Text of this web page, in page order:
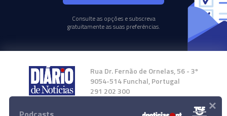
Consulte as opções e subscreva
gratuitamente as suas preferências.
Rua Dr. Fernão de Ornelas, 56 - 3º
9054-514 Funchal, Portugal
291 202 300
Instale a nossa App ×